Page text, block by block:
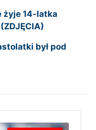
żyje 14-latka
był pod